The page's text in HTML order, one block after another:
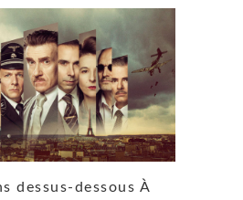
dessus-dessous À